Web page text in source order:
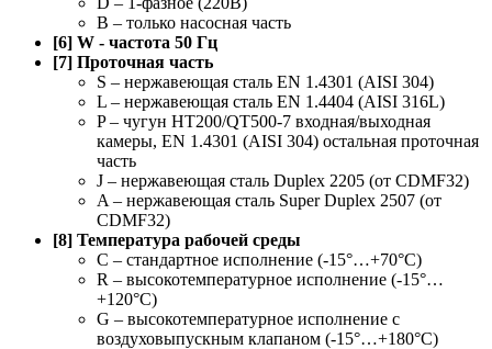
B – только насосная часть
[6] W - частота 50 Гц
[7] Проточная часть
S – нержавеющая сталь EN 1.4301 (AISI 304)
L – нержавеющая сталь EN 1.4404 (AISI 316L)
P – чугун HT200/QT500-7 входная/выходная
камеры, EN 1.4301 (AISI 304) остальная проточная
часть
J – нержавеющая сталь Duplex 2205 (от CDMF32)
A – нержавеющая сталь Super Duplex 2507 (от
CDMF32)
[8] Температура рабочей среды
C – стандартное исполнение (-15°…+70°С)
R – высокотемпературное исполнение (-15°…
+120°С)
G – высокотемпературное исполнение с
воздуховыпускным клапаном (-15°…+180°С)